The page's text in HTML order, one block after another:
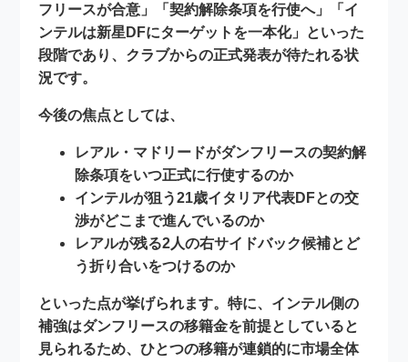
フリースが合意」「契約解除条項を行使へ」「イ
ンテルは新星DFにターゲットを一本化」といった
段階であり、クラブからの正式発表が待たれる状
況です。
今後の焦点としては、
レアル・マドリードがダンフリースの契約解
除条項をいつ正式に行使するのか
インテルが狙う21歳イタリア代表DFとの交
渉がどこまで進んでいるのか
レアルが残る2人の右サイドバック候補とど
う折り合いをつけるのか
といった点が挙げられます。特に、インテル側の
補強はダンフリースの移籍金を前提としていると
見られるため、ひとつの移籍が連鎖的に市場全体